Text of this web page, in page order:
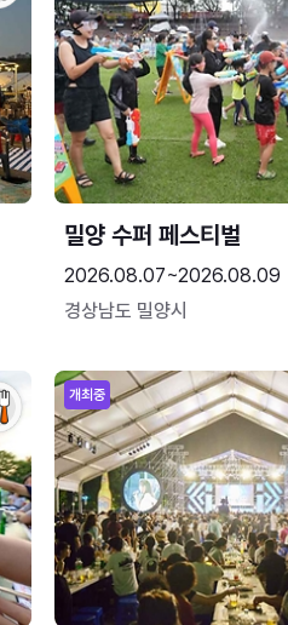
밀양 수퍼 페스티벌
2026.08.07~2026.08.09
경상남도 밀양시
개최중